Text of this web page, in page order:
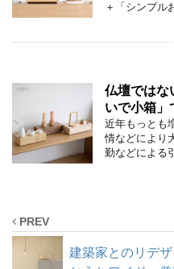
＋「シンプル
仏壇ではな
いで小箱」
近年もっとも
情などにより
勤などによる
PREV
建築家とのリデ